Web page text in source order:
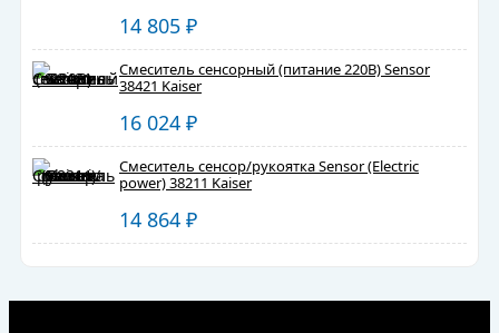
14 805 ₽
Смеситель сенсорный (питание 220В) Sensor
38421 Kaiser
16 024 ₽
Смеситель сенсор/рукоятка Sensor (Electric
power) 38211 Kaiser
14 864 ₽